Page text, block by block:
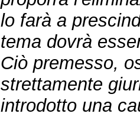
lo farà a
tema dovrà
Ciò premesso,
strettamente
introdotto una